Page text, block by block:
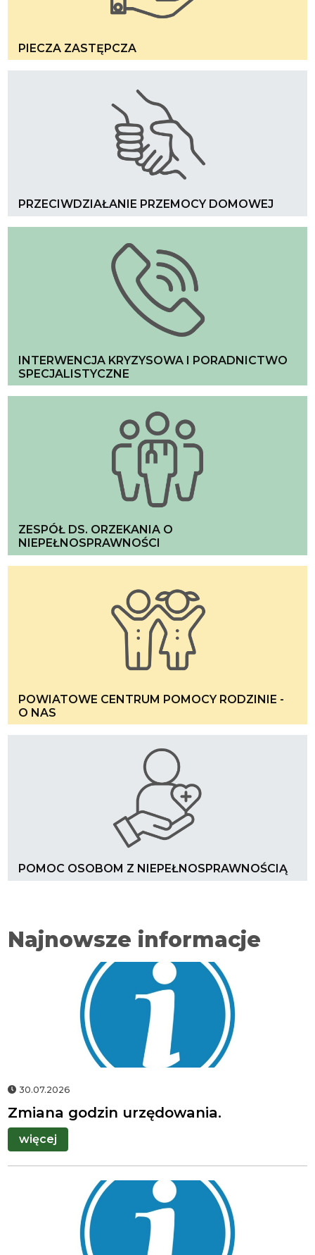
PIECZA ZASTĘPCZA
PRZECIWDZIAŁANIE PRZEMOCY DOMOWEJ
INTERWENCJA KRYZYSOWA I PORADNICTWO
SPECJALISTYCZNE
ZESPÓŁ DS. ORZEKANIA O
NIEPEŁNOSPRAWNOŚCI
POWIATOWE CENTRUM POMOCY RODZINIE -
O NAS
POMOC OSOBOM Z NIEPEŁNOSPRAWNOŚCIĄ
Najnowsze informacje
gminy
Świnna
30.07.2026
Zmiana godzin urzędowania.
więcej
gminy
Świnna